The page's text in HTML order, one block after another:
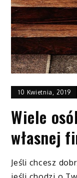
10 Kwietnia, 2019
Wiele
własnej
Jeśli chcesz